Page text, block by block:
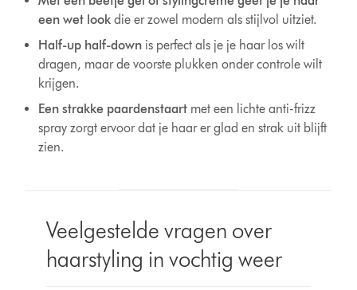
een wet lookdie er zowel modern als stijlvol uitziet.
Half-up half-down is perfect als je je haar los wilt
dragen, maar de voorste plukken onder controle wilt
krijgen.
Een strakke paardenstaart met een lichte anti-frizz
spray zorgt ervoor dat je haar er glad en strak uit blijft
zien.
Veelgestelde vragen over
haarstyling in vochtig weer